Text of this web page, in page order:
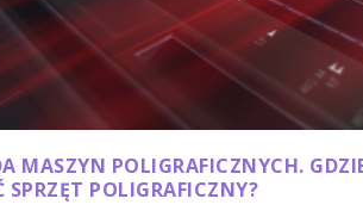
MASZYN POLIGRAFICZNYCH.
SPRZĘT POLIGRAFICZNY?